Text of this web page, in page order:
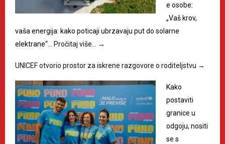
e osobe:
„Vaš krov,
vaša energija: kako poticaji ubrzavaju put do solarne
elektrane“…
Pročitaj više… →
UNICEF otvorio prostor za iskrene razgovore o roditeljstvu →
Kako
postaviti
granice u
odgoju, nositi
se s